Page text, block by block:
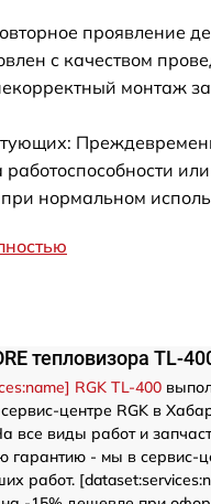
проявление
с качеством
монтаж
работоспособности
нормальном
тепловизора TL-
RGK TL-400
центре RGK в
все виды работ и
гарантию - мы в сервис-
работ.